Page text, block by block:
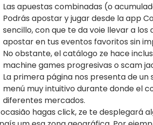
Las apuestas combinadas (o
Podrás apostar y jugar desde la app
sencillo, con que te da voie llevar a
apostar en tus eventos favoritos sin
No obstante, el catálogo ze hace
machine games progresivas o scam
La primera página nos presenta de
menú muy intuitivo durante donde el
diferentes mercados.
hagas click, ze te desplegará